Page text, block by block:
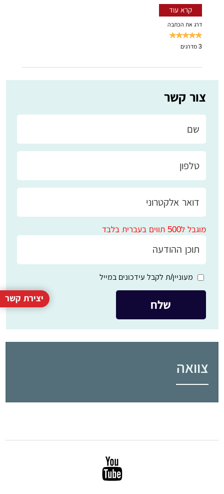
צור קשר
מוגבל ל500 תווים בעברית בלבד
מעוניין/ת לקבל עידכונים במייל
צוואה
קרא עוד
דרג את הכתבה
3 מדרגים
יצירת קשר